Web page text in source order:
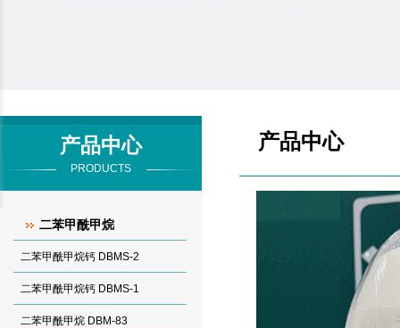
产品中心
PRODUCTS
二苯甲酰甲烷
二苯甲酰甲烷钙 DBMS-2
二苯甲酰甲烷钙 DBMS-1
二苯甲酰甲烷 DBM-83
产品中心